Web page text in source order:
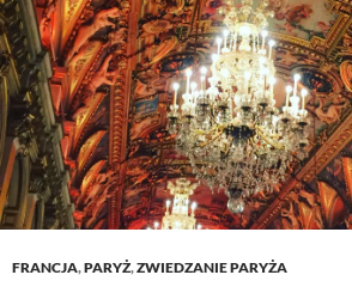
FRANCJA,PARYŻ,ZWIEDZANIE PARYŻA